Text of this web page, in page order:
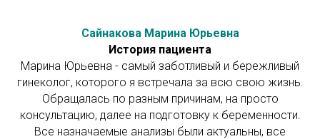
Сайнакова Марина Юрьевна
История пациента
Марина Юрьевна - самый заботливый и бережливый
гинеколог, которого я встречала за всю свою жизнь.
Обращалась по разным причинам, на просто
консультацию, далее на подготовку к беременности.
Все назначаемые анализы были актуальны, все